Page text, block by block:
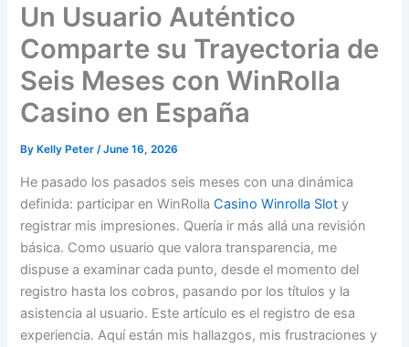
Un Usuario Auténtico
Comparte su Trayectoria de
Seis Meses con WinRolla
Casino en España
By Kelly Peter/June 16, 2026
He pasado los pasados seis meses con una dinámica
definida: participar en WinRollaCasino Winrolla Slot y
registrar mis impresiones. Quería ir más allá una revisión
básica. Como usuario que valora transparencia, me
dispuse a examinar cada punto, desde el momento del
registro hasta los cobros, pasando por los títulos y la
asistencia al usuario. Este artículo es el registro de esa
experiencia. Aquí están mis hallazgos, mis frustraciones y